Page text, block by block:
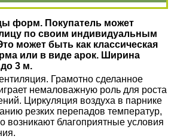
форм. Покупатель может
по своим индивидуальным
может быть как классическая
или в виде арок. Ширина
3 м.
Грамотно сделанное
немаловажную роль для роста
Циркуляция воздуха в парнике
резких перепадов температур,
возникают благоприятные условия